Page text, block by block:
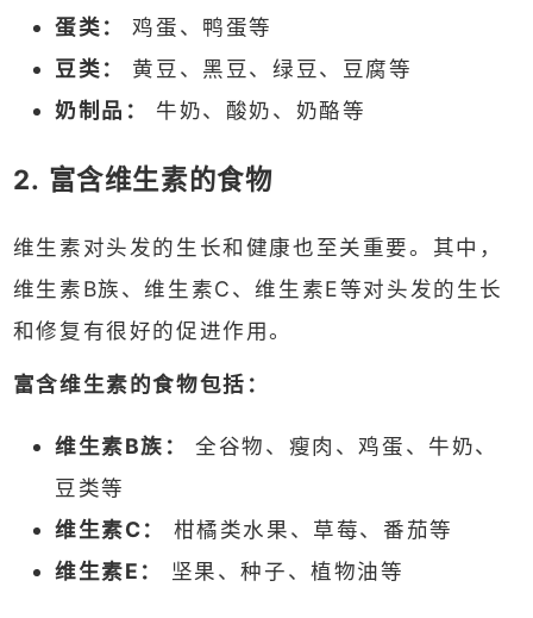
蛋类：
鸡蛋、鸭蛋等
豆类：
黄豆、黑豆、绿豆、豆腐等
奶制品：
牛奶、酸奶、奶酪等
2. 富含维生素的食物
维生素对头发的生长和健康也至关重要。其中，
维生素B族、维生素C、维生素E等对头发的生长
和修复有很好的促进作用。
富含维生素的食物包括：
维生素B族：
全谷物、瘦肉、鸡蛋、牛奶、
豆类等
维生素C：
柑橘类水果、草莓、番茄等
维生素E：
坚果、种子、植物油等